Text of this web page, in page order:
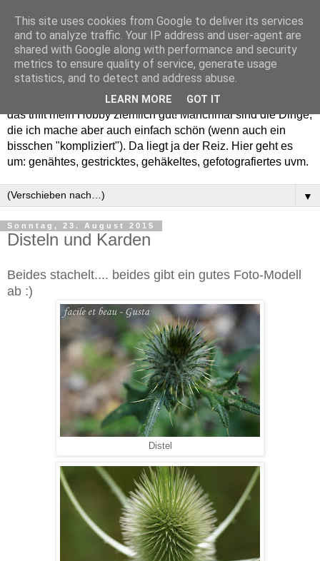
Willkommen in meinem "Wohnzimmer". Einfach und schön -
das trifft mein Hobby ziemlich gut! Manchmal sind die Dinge,
die ich mache aber auch einfach schön (wenn auch ein
bisschen "kompliziert"). Da liegt ja der Reiz. Hier geht es
um: genähtes, gestricktes, gehäkeltes, gefotografiertes uvm.
▼
Sonntag, 23. August 2015
Disteln und Karden
Beides stachelt.... beides gibt ein gutes Foto-Modell
ab :)
Distel
This site uses cookies from Google to deliver its services
and to analyze traffic. Your IP address and user-agent are
shared with Google along with performance and security
metrics to ensure quality of service, generate usage
statistics, and to detect and address abuse.
LEARN MORE GOT IT